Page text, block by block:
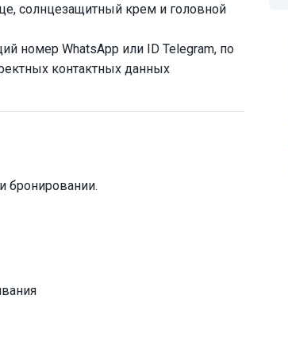
солнцезащитный крем и головной
номер WhatsApp или ID Telegram, по
контактных данных
бронировании.